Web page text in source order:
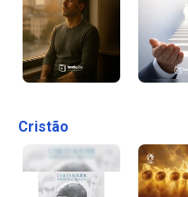
Cristão